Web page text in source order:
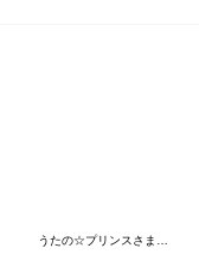
うたの☆プリンスさまっ♪ 第5弾